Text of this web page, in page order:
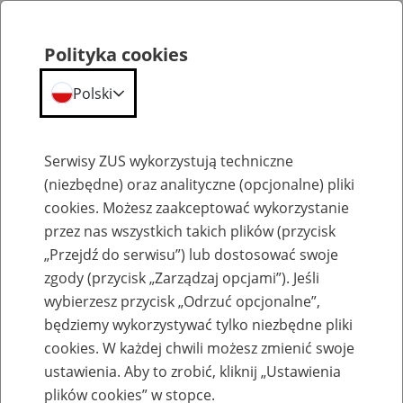
Emerytury
Baza zlikwidowanych lub
przekształconych zakładów pracy
Polityka cookies
Polski
Serwisy ZUS wykorzystują techniczne
(niezbędne) oraz analityczne (opcjonalne) pliki
cookies. Możesz zaakceptować wykorzystanie
przez nas wszystkich takich plików (przycisk
„Przejdź do serwisu”) lub dostosować swoje
zgody (przycisk „Zarządzaj opcjami”). Jeśli
wybierzesz przycisk „Odrzuć opcjonalne”,
będziemy wykorzystywać tylko niezbędne pliki
cookies. W każdej chwili możesz zmienić swoje
ustawienia. Aby to zrobić, kliknij „Ustawienia
plików cookies” w stopce.